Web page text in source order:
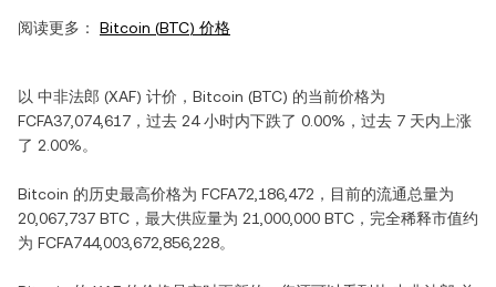
阅读更多： Bitcoin (BTC) 价格
以 中非法郎 (XAF) 计价， Bitcoin (BTC) 的当前价格为
FCFA37,074,617 ，过去 24 小时内下跌了 0.00% ，过去 7 天内 上涨
了 2.00%。
Bitcoin 的历史最高价格为 FCFA72,186,472 ，目前的流通总量为
20,067,737 BTC ，最大供应量为 21,000,000 BTC ，完全稀释市值约
为 FCFA744,003,672,856,228。